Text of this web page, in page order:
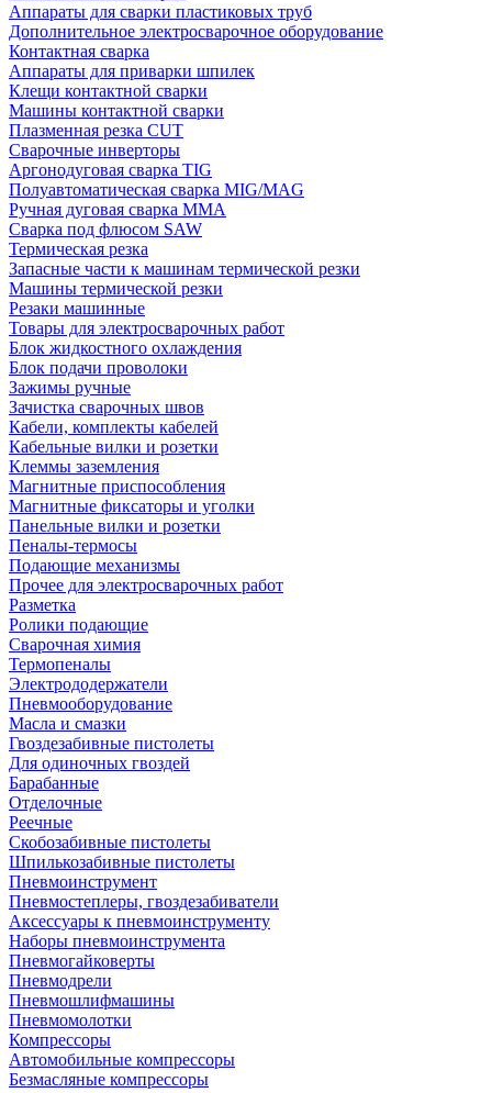
Аппараты для сварки пластиковых труб
Дополнительное электросварочное оборудование
Контактная сварка
Аппараты для приварки шпилек
Клещи контактной сварки
Машины контактной сварки
Плазменная резка CUT
Сварочные инверторы
Аргонодуговая сварка TIG
Полуавтоматическая сварка MIG/MAG
Ручная дуговая сварка MMA
Сварка под флюсом SAW
Термическая резка
Запасные части к машинам термической резки
Машины термической резки
Резаки машинные
Товары для электросварочных работ
Блок жидкостного охлаждения
Блок подачи проволоки
Зажимы ручные
Зачистка сварочных швов
Кабели, комплекты кабелей
Кабельные вилки и розетки
Клеммы заземления
Магнитные приспособления
Магнитные фиксаторы и уголки
Панельные вилки и розетки
Пеналы-термосы
Подающие механизмы
Прочее для электросварочных работ
Разметка
Ролики подающие
Сварочная химия
Термопеналы
Электрододержатели
Пневмооборудование
Масла и смазки
Гвоздезабивные пистолеты
Для одиночных гвоздей
Барабанные
Отделочные
Реечные
Скобозабивные пистолеты
Шпилькозабивные пистолеты
Пневмоинструмент
Пневмостеплеры, гвоздезабиватели
Аксессуары к пневмоинструменту
Наборы пневмоинструмента
Пневмогайковерты
Пневмодрели
Пневмошлифмашины
Пневмомолотки
Компрессоры
Автомобильные компрессоры
Безмасляные компрессоры